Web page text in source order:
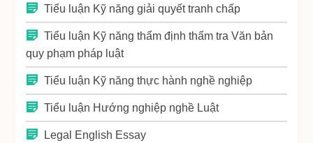
Tiểu luận Kỹ năng giải quyết tranh chấp
Tiểu luận Kỹ năng thẩm định thẩm tra Văn bản
quy phạm pháp luật
Tiểu luận Kỹ năng thực hành nghề nghiệp
Tiểu luận Hướng nghiệp nghề Luật
Legal English Essay